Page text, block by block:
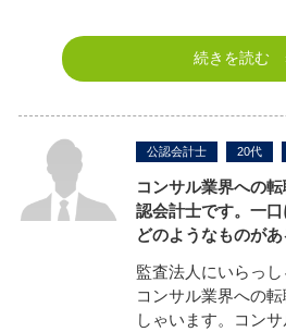
続きを読む
公認会計士 20代
コンサル業界への
認会計士です。一口
どのようなものが
監査法人にいらっし
コンサル業界への
しゃいます。コン